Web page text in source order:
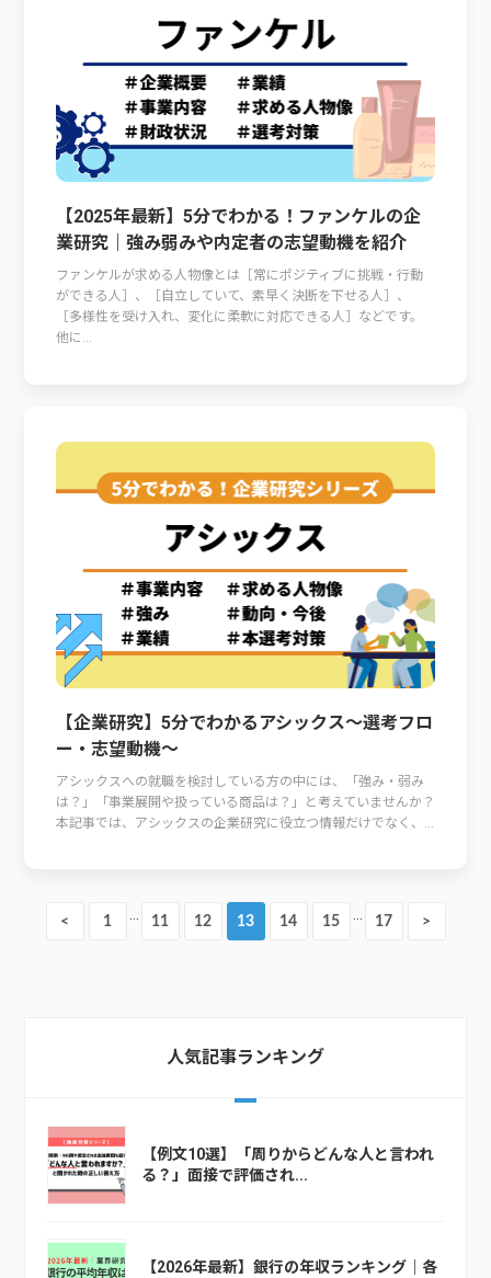
【2025年最新】5分でわかる！ファンケルの企
業研究｜強み弱みや内定者の志望動機を紹介
ファンケルが求める人物像とは［常にポジティブに挑戦・行動
ができる人］、［自立していて、素早く決断を下せる人］、
［多様性を受け入れ、変化に柔軟に対応できる人］などです。
他に...
【企業研究】5分でわかるアシックス～選考フロ
ー・志望動機～
アシックスへの就職を検討している方の中には、「強み・弱み
は？」「事業展開や扱っている商品は？」と考えていませんか？
本記事では、アシックスの企業研究に役立つ情報だけでなく、...
< 1 … 11 12 13 14 15 … 17 >
人気記事ランキング
【例文10選】「周りからどんな人と言われ
る？」面接で評価され...
【2026年最新】銀行の年収ランキング｜各